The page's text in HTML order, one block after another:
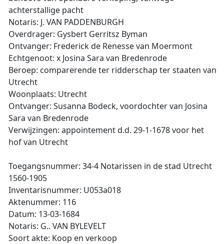
achterstallige pacht
Notaris: J. VAN PADDENBURGH
Overdrager: Gysbert Gerritsz Byman
Ontvanger: Frederick de Renesse van Moermont
Echtgenoot: x Josina Sara van Bredenrode
Beroep: comparerende ter ridderschap ter staaten van
Utrecht
Woonplaats: Utrecht
Ontvanger: Susanna Bodeck, voordochter van Josina
Sara van Bredenrode
Verwijzingen: appointement d.d. 29-1-1678 voor het
hof van Utrecht
Toegangsnummer: 34-4 Notarissen in de stad Utrecht
1560-1905
Inventarisnummer: U053a018
Aktenummer: 116
Datum: 13-03-1684
Notaris: G.. VAN BYLEVELT
Soort akte: Koop en verkoop